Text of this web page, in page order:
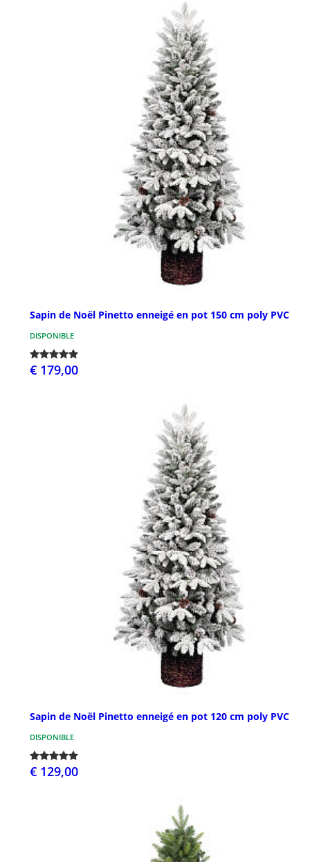
Sapin de Noël Pinetto enneigé en pot 150 cm poly PVC
DISPONIBLE
€ 179,00
Sapin de Noël Pinetto enneigé en pot 120 cm poly PVC
DISPONIBLE
€ 129,00